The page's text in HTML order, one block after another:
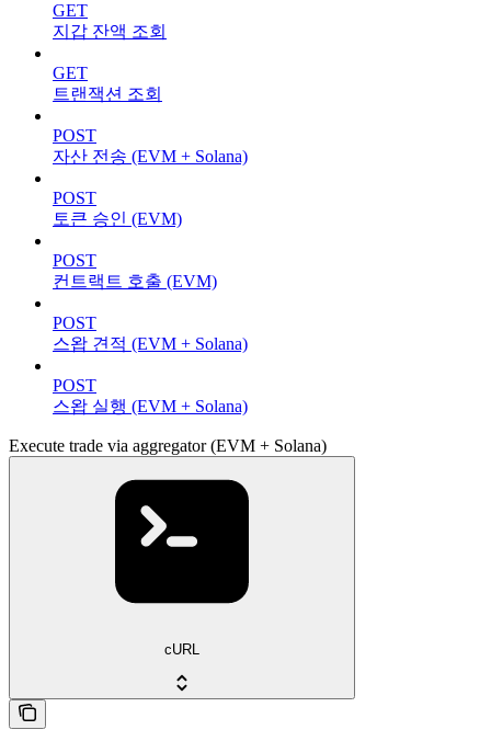
GET
지갑 잔액 조회
GET
트랜잭션 조회
POST
자산 전송 (EVM + Solana)
POST
토큰 승인 (EVM)
POST
컨트랙트 호출 (EVM)
POST
스왑 견적 (EVM + Solana)
POST
스왑 실행 (EVM + Solana)
Execute trade via aggregator (EVM + Solana)
cURL